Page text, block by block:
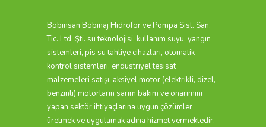
Bobinsan Bobinaj Hidrofor ve Pompa Sist. San.
Tic. Ltd. Şti. su teknolojisi, kullanım suyu, yangın
sistemleri, pis su tahliye cihazları, otomatik
kontrol sistemleri, endüstriyel tesisat
malzemeleri satışı, aksiyel motor (elektrikli, dizel,
benzinli) motorların sarım bakım ve onarımını
yapan sektör ihtiyaçlarına uygun çözümler
üretmek ve uygulamak adına hizmet vermektedir.